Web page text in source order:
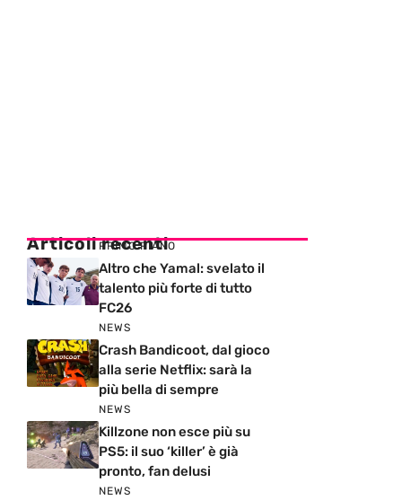
Articoli recenti
PRIMO PIANO
Altro che Yamal: svelato il
talento più forte di tutto
FC26
NEWS
Crash Bandicoot, dal gioco
alla serie Netflix: sarà la
più bella di sempre
NEWS
Killzone non esce più su
PS5: il suo ‘killer’ è già
pronto, fan delusi
NEWS